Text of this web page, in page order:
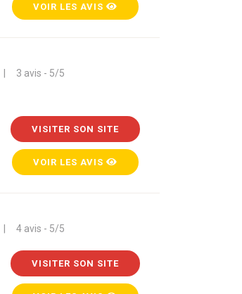
VOIR LES AVIS
| 3 avis - 5/5
VISITER SON SITE
VOIR LES AVIS
| 4 avis - 5/5
VISITER SON SITE